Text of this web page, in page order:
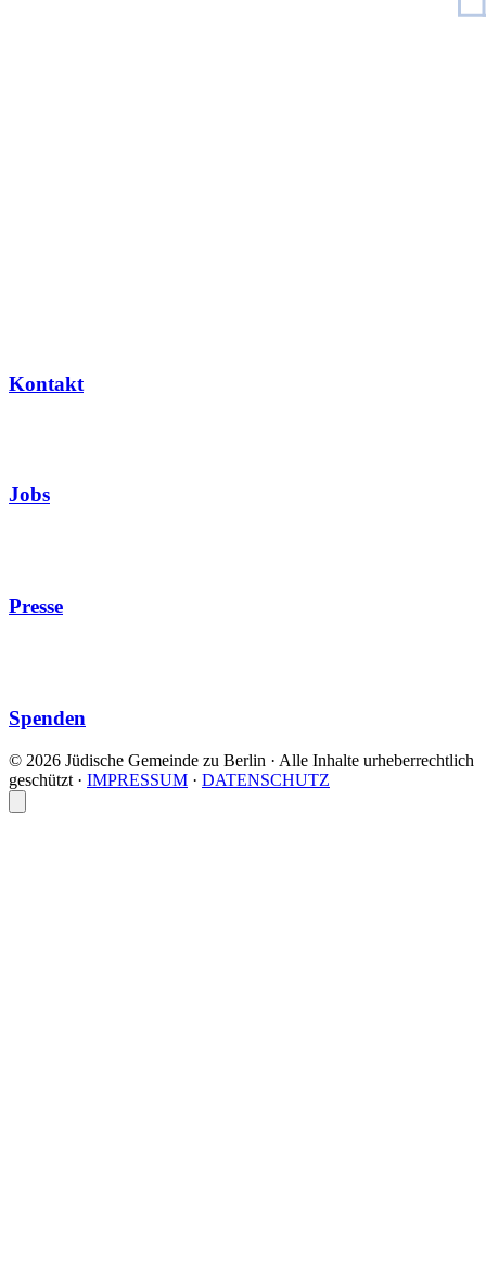
Kontakt
Jobs
Presse
Spenden
© 2026 Jüdische Gemeinde zu Berlin · Alle Inhalte urheberrechtlich
geschützt · IMPRESSUM · DATENSCHUTZ